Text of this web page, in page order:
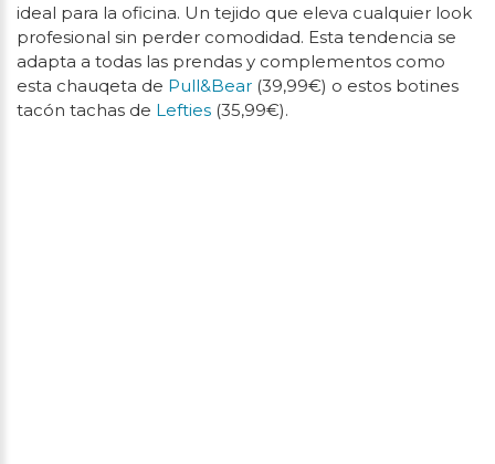
ideal para la oficina. Un tejido que eleva cualquier look
profesional sin perder comodidad. Esta tendencia se
adapta a todas las prendas y complementos como
esta chauqeta de Pull&Bear (39,99€) o estos botines
tacón tachas de Lefties (35,99€).